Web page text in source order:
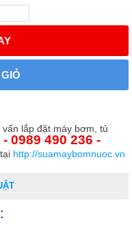
lắp đặt máy bơm, tủ
0989 490 236 -
http://suamaybomnuoc.vn